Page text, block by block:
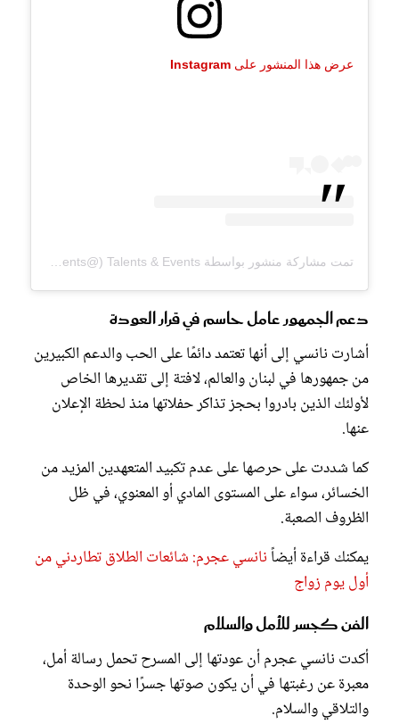
عرض هذا المنشور على Instagram
تمت مشاركة منشور بواسطة ‏Talents & Events‏ (@‏talentsandevents‏)
دعم الجمهور عامل حاسم في قرار العودة
أشارت نانسي إلى أنها تعتمد دائمًا على الحب والدعم الكبيرين
من جمهورها في لبنان والعالم، لافتة إلى تقديرها الخاص
لأولئك الذين بادروا بحجز تذاكر حفلاتها منذ لحظة الإعلان
عنها.
كما شددت على حرصها على عدم تكبيد المتعهدين المزيد من
الخسائر، سواء على المستوى المادي أو المعنوي، في ظل
الظروف الصعبة.
يمكنك قراءة أيضاًنانسي عجرم: شائعات الطلاق تطاردني من
أول يوم زواج
الفن كجسر للأمل والسلام
أكدت نانسي عجرم أن عودتها إلى المسرح تحمل رسالة أمل،
معبرة عن رغبتها في أن يكون صوتها جسرًا نحو الوحدة
والتلاقي والسلام.